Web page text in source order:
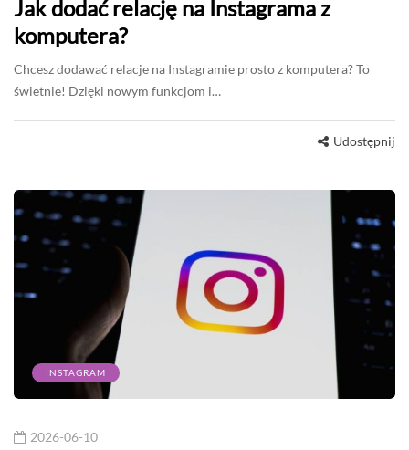
Jak dodać relację na Instagrama z
komputera?
Chcesz dodawać relacje na Instagramie prosto z komputera? To
świetnie! Dzięki nowym funkcjom i…
Udostępnij
INSTAGRAM
2026-06-10